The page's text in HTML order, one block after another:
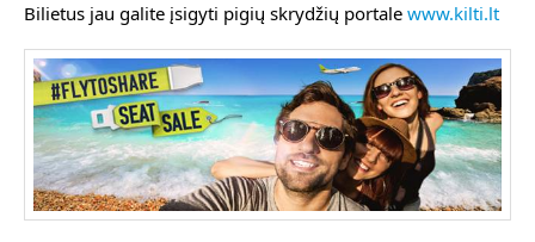
Bilietus jau galite įsigyti pigių skrydžių portale www.kilti.lt